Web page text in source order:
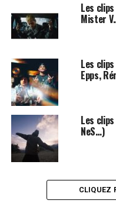
2 – Yannou :
Letwittosdevenu
premier projet : «
et ce morceau ne fait
prod’ sublime, il nous
Les
Mister
Les
Epps,
Les
NeS…)
CLIQUEZ